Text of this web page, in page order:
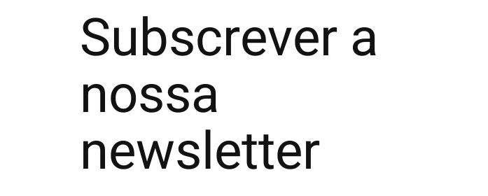
Subscrever a
nossa
newsletter